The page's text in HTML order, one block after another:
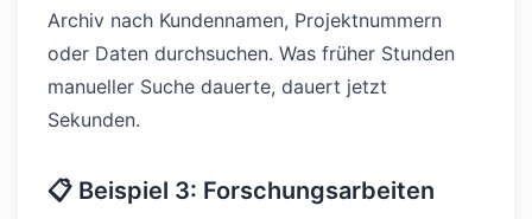
Archiv nach Kundennamen, Projektnummern
oder Daten durchsuchen. Was früher Stunden
manueller Suche dauerte, dauert jetzt
Sekunden.
📋 Beispiel 3: Forschungsarbeiten